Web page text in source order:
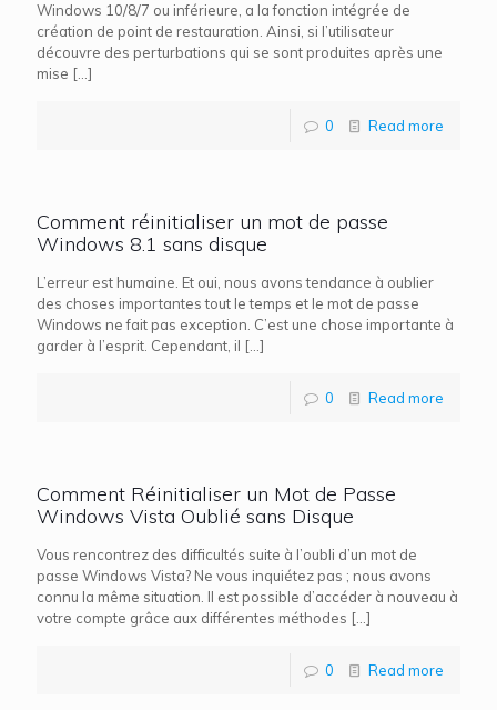
Windows 10/8/7 ou inférieure, a la fonction intégrée de
création de point de restauration. Ainsi, si l’utilisateur
découvre des perturbations qui se sont produites après une
mise […]
0 Read more
Comment réinitialiser un mot de passe
Windows 8.1 sans disque
L’erreur est humaine. Et oui, nous avons tendance à oublier
des choses importantes tout le temps et le mot de passe
Windows ne fait pas exception. C’est une chose importante à
garder à l’esprit. Cependant, il […]
0 Read more
Comment Réinitialiser un Mot de Passe
Windows Vista Oublié sans Disque
Vous rencontrez des difficultés suite à l’oubli d’un mot de
passe Windows Vista? Ne vous inquiétez pas ; nous avons
connu la même situation. Il est possible d’accéder à nouveau à
votre compte grâce aux différentes méthodes […]
0 Read more